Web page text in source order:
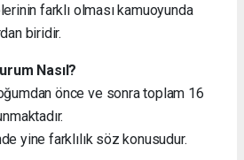
farklı olması kamuoyunda
biridir.
Nasıl?
önce ve sonra toplam 16
yine farklılık söz konusudur.